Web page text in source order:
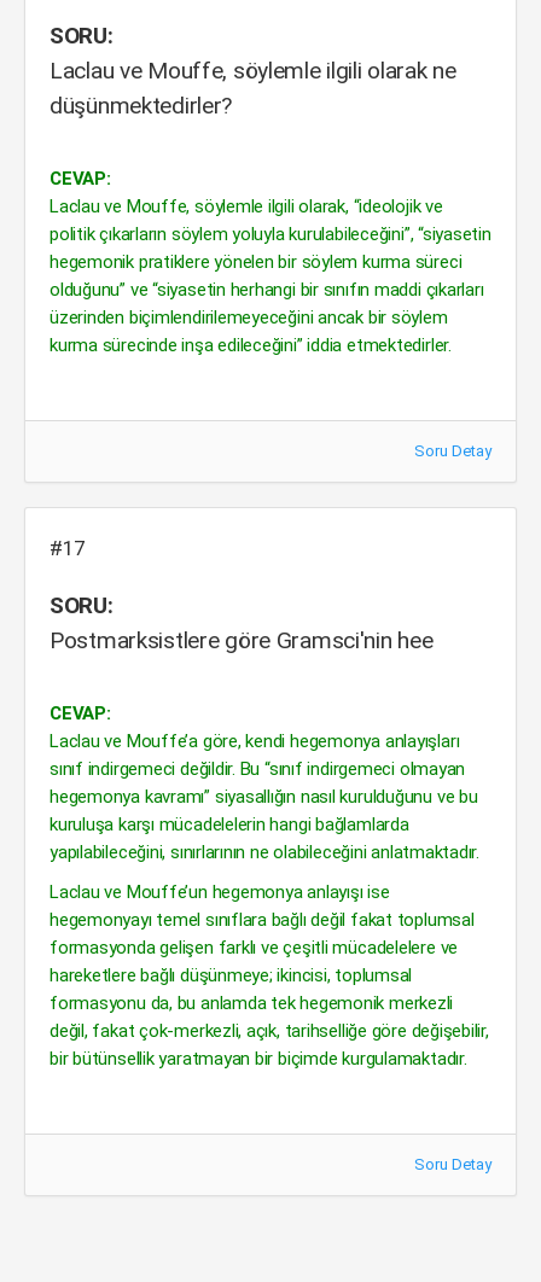
SORU:
Laclau ve Mouffe, söylemle ilgili olarak ne
düşünmektedirler?
CEVAP:
Laclau ve Mouffe, söylemle ilgili olarak, “ideolojik ve
politik çıkarların söylem yoluyla kurulabileceğini”, “siyasetin
hegemonik pratiklere yönelen bir söylem kurma süreci
olduğunu” ve “siyasetin herhangi bir sınıfın maddi çıkarları
üzerinden biçimlendirilemeyeceğini ancak bir söylem
kurma sürecinde inşa edileceğini” iddia etmektedirler.
Soru Detay
#17
SORU:
Postmarksistlere göre Gramsci'nin hee
CEVAP:
Laclau ve Mouffe’a göre, kendi hegemonya anlayışları
sınıf indirgemeci değildir. Bu “sınıf indirgemeci olmayan
hegemonya kavramı” siyasallığın nasıl kurulduğunu ve bu
kuruluşa karşı mücadelelerin hangi bağlamlarda
yapılabileceğini, sınırlarının ne olabileceğini anlatmaktadır.
Laclau ve Mouffe’un hegemonya anlayışı ise
hegemonyayı temel sınıflara bağlı değil fakat toplumsal
formasyonda gelişen farklı ve çeşitli mücadelelere ve
hareketlere bağlı düşünmeye; ikincisi, toplumsal
formasyonu da, bu anlamda tek hegemonik merkezli
değil, fakat çok-merkezli, açık, tarihselliğe göre değişebilir,
bir bütünsellik yaratmayan bir biçimde kurgulamaktadır.
Soru Detay